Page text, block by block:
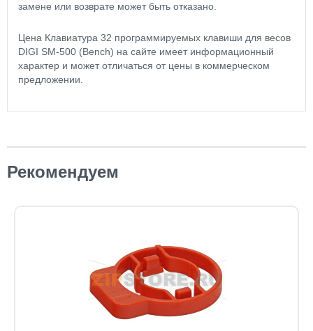
замене или возврате может быть отказано.
Цена Клавиатура 32 программируемых клавиши для весов
DIGI SM-500 (Bench) на сайте имеет информационный
характер и может отличаться от цены в коммерческом
предложении.
Рекомендуем